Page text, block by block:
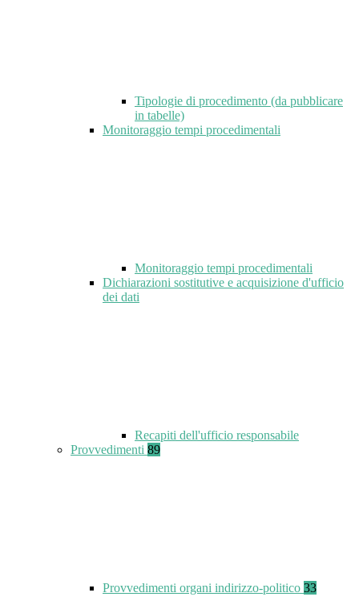
Tipologie di procedimento (da pubblicare
in tabelle)
Monitoraggio tempi procedimentali
Monitoraggio tempi procedimentali
Dichiarazioni sostitutive e acquisizione d'ufficio
dei dati
Recapiti dell'ufficio responsabile
Provvedimenti 89
Provvedimenti organi indirizzo-politico 33